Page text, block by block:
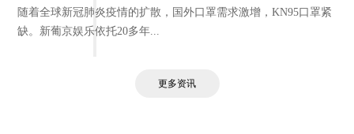
随着全球新冠肺炎疫情的扩散，国外口罩需求激增，KN95口罩紧
缺。新葡京娱乐依托20多年...
更多资讯